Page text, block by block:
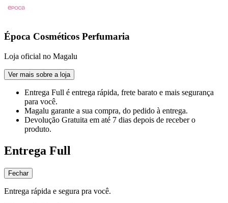
Época Cosméticos Perfumaria
Loja oficial no Magalu
Ver mais sobre a loja
Entrega Full é entrega rápida, frete barato e mais segurança
para você.
Magalu garante a sua compra, do pedido à entrega.
Devolução Gratuita em até 7 dias depois de receber o
produto.
Entrega Full
Fechar
Entrega rápida e segura pra você.